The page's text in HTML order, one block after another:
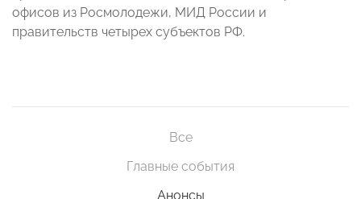
офисов из Росмолодежи, МИД России и
правительств четырех субъектов РФ.
Все
Главные события
Анонсы